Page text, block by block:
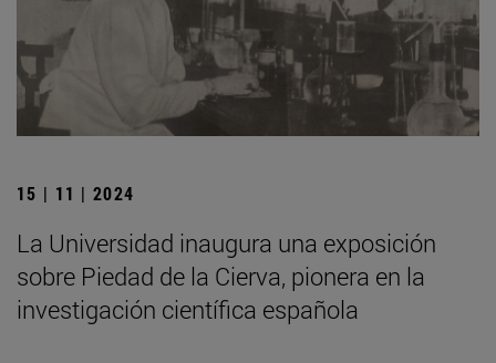
15 | 11 | 2024
La Universidad inaugura una exposición
sobre Piedad de la Cierva, pionera en la
investigación científica española